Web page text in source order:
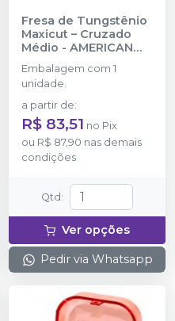
Fresa de Tungstênio
Maxicut – Cruzado
Médio - AMERICAN
BURRS
Embalagem com 1
unidade.
a partir de:
R$ 83,51 no Pix
ou R$ 87,90 nas demais
condições
Qtd :
Ver opções
Pedir via Whatsapp